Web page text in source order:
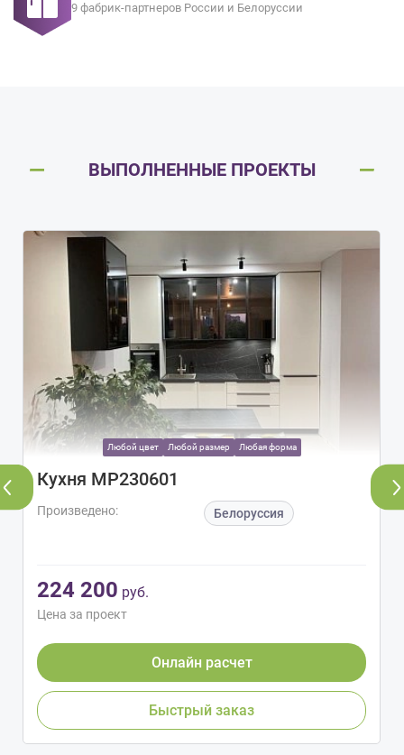
9 фабрик-партнеров России и Белоруссии
ВЫПОЛНЕННЫЕ ПРОЕКТЫ
Любой цвет Любой размер Любая форма
Кухня МР230601
Произведено: Белоруссия
224 200 руб.
Цена за проект
Онлайн расчет
Быстрый заказ